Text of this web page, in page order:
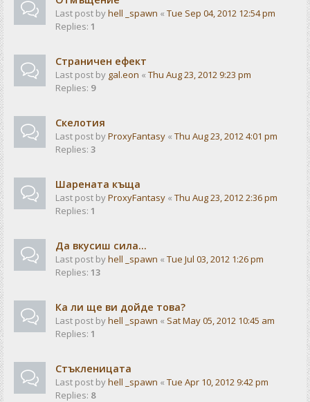
Last post byhell _spawn « Tue Sep 04, 2012 12:54 pm
Replies: 1
Страничен ефект
Last post by gal.eon « Thu Aug 23, 2012 9:23 pm
Replies: 9
Скелотия
Last post byProxyFantasy « Thu Aug 23, 2012 4:01 pm
Replies: 3
Шарената къща
Last post byProxyFantasy « Thu Aug 23, 2012 2:36 pm
Replies: 1
Да вкусиш сила...
Last post byhell _spawn « Tue Jul 03, 2012 1:26 pm
Replies: 13
Ка ли ще ви дойде това?
Last post byhell _spawn « Sat May 05, 2012 10:45 am
Replies: 1
Стъкленицата
Last post byhell _spawn « Tue Apr 10, 2012 9:42 pm
Replies: 8